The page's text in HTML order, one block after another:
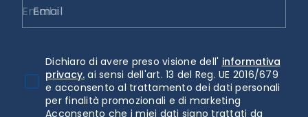
Email
Dichiaro di avere preso visione dell' informativa
privacy. ai sensi dell'art. 13 del Reg. UE 2016/679
e acconsento al trattamento dei dati personali
per finalità promozionali e di marketing
Acconsento che i miei dati siano trattati da